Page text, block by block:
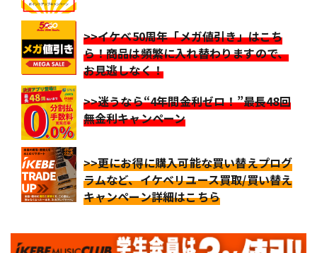
>>イケベ50周年「メガ値引き」はこち
ら！商品は頻繁に入れ替わりますので、
お見逃しなく！
>>迷うなら“4年間金利ゼロ！”最長48回
無金利キャンペーン
>>更にお得に購入可能な買い替えプログ
ラムなど、イケベリユース買取/買い替え
キャンペーン詳細はこちら